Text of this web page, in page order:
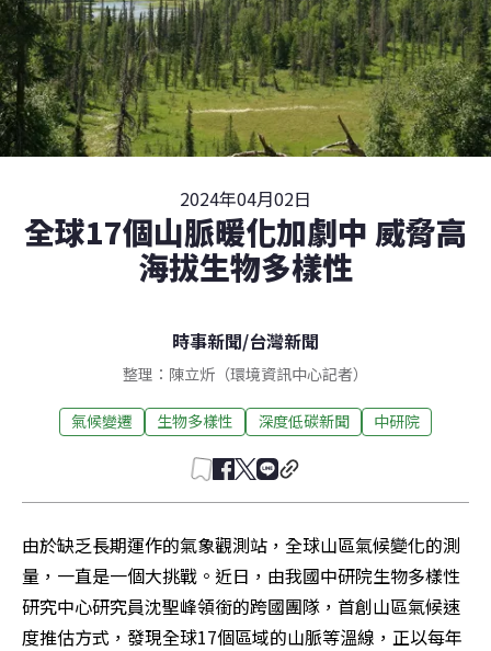
2024年04月02日
全球17個山脈暖化加劇中 威脅高
海拔生物多樣性
時事新聞/台灣新聞
整理：陳立炘（環境資訊中心記者）
氣候變遷 生物多樣性 深度低碳新聞 中研院
由於缺乏長期運作的氣象觀測站，全球山區氣候變化的測
量，一直是一個大挑戰。近日，由我國中研院生物多樣性
研究中心研究員沈聖峰領銜的跨國團隊，首創山區氣候速
度推估方式，發現全球17個區域的山脈等溫線，正以每年